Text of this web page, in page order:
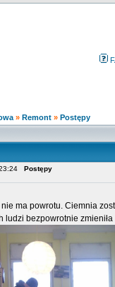
» Remont » Postępy
23:24 Postępy
nie ma powrotu. Ciemnia
ludzi bezpowrotnie